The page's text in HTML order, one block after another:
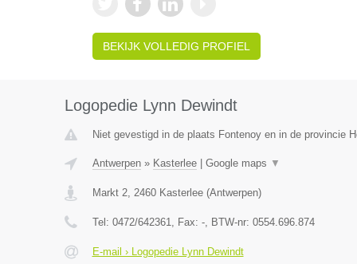
BEKIJK VOLLEDIG PROFIEL
Logopedie Lynn Dewindt
Niet gevestigd in de plaats Fontenoy en in de provincie
Antwerpen» Kasterlee| Google maps ▼
Markt 2, 2460 Kasterlee(Antwerpen)
Tel: 0472/642361, Fax: -, BTW-nr: 0554.696.874
E-mail › Logopedie Lynn Dewindt